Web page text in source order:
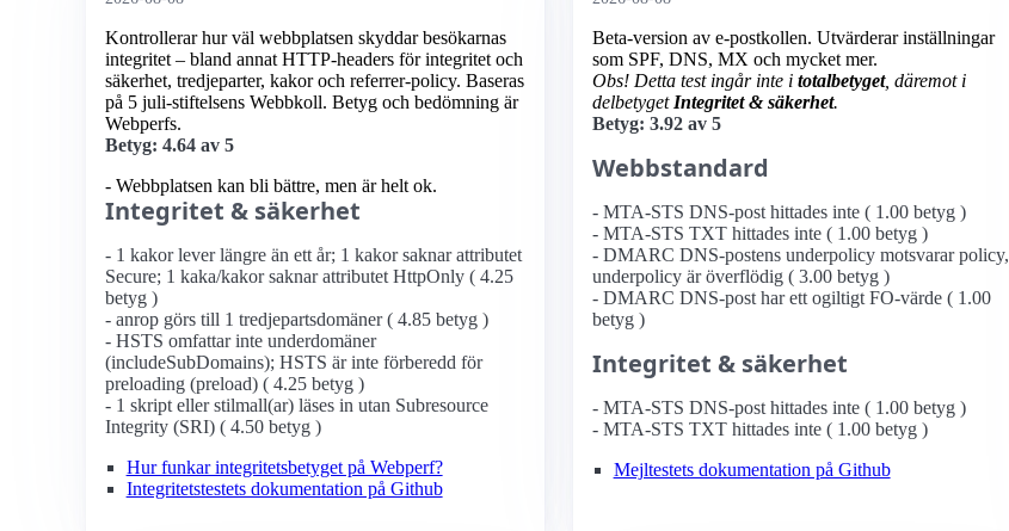
Kontrollerar hur väl webbplatsen skyddar besökarnas
integritet – bland annat HTTP-headers för integritet och
säkerhet, tredjeparter, kakor och referrer-policy. Baseras
på 5 juli-stiftelsens Webbkoll. Betyg och bedömning är
Webperfs.
Betyg: 4.64 av 5
- Webbplatsen kan bli bättre, men är helt ok.
Integritet & säkerhet
- 1 kakor lever längre än ett år; 1 kakor saknar attributet
Secure; 1 kaka/kakor saknar attributet HttpOnly ( 4.25
betyg )
- anrop görs till 1 tredjepartsdomäner ( 4.85 betyg )
- HSTS omfattar inte underdomäner
(includeSubDomains); HSTS är inte förberedd för
preloading (preload) ( 4.25 betyg )
- 1 skript eller stilmall(ar) läses in utan Subresource
Integrity (SRI) ( 4.50 betyg )
Hur funkar integritetsbetyget på Webperf?
Integritetstestets dokumentation på Github
Beta-version av e-postkollen. Utvärderar inställningar
som SPF, DNS, MX och mycket mer.
Obs! Detta test ingår inte i totalbetyget, däremot i
delbetyget Integritet & säkerhet.
Betyg: 3.92 av 5
Webbstandard
- MTA-STS DNS-post hittades inte ( 1.00 betyg )
- MTA-STS TXT hittades inte ( 1.00 betyg )
- DMARC DNS-postens underpolicy motsvarar policy,
underpolicy är överflödig ( 3.00 betyg )
- DMARC DNS-post har ett ogiltigt FO-värde ( 1.00
betyg )
Integritet & säkerhet
- MTA-STS DNS-post hittades inte ( 1.00 betyg )
- MTA-STS TXT hittades inte ( 1.00 betyg )
Mejltestets dokumentation på Github